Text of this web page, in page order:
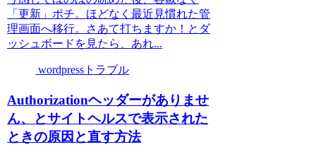
「更新」ポチ。ほどなく最近見慣れた管
理画面へ移行。さあて打ちますか！とダ
ッシュボードを見たら、あれ...
wordpressトラブル
Authorizationヘッダーがありませ
ん、とサイトヘルスで表示された
ときの原因と直す方法